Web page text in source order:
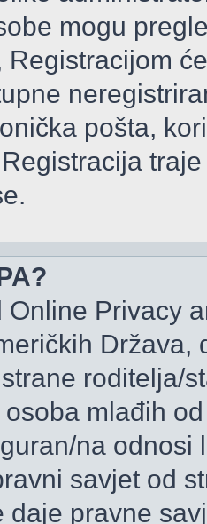
mogu
Registracijom
pošta,
Online Privacy
roditelja/
mlađih
na odnosi
savjet od
daje pravne